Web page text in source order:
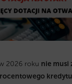
2026 roku nie musi